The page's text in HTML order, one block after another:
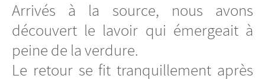
Arrivés à la source, nous avons
découvert le lavoir qui émergeait à
peine de la verdure.
Le retour se fit tranquillement après